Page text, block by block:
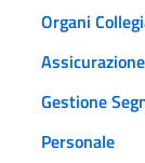
Organi
Gestione
Personale